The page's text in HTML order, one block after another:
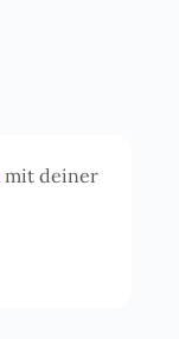
mit deiner